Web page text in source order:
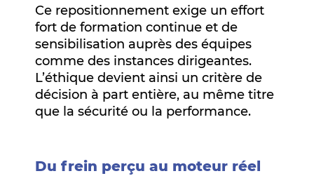
Ce repositionnement exige un effort
fort de formation continue et de
sensibilisation auprès des équipes
comme des instances dirigeantes.
L’éthique devient ainsi un critère de
décision à part entière, au même titre
que la sécurité ou la performance.
Du frein perçu au moteur réel